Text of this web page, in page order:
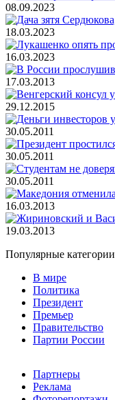
08.09.2023
18.03.2023
16.03.2023
17.03.2013
29.12.2015
30.05.2011
30.05.2011
30.05.2011
16.03.2013
19.03.2013
Популярные категории
В мире
Политика
Президент
Премьер
Правительство
Партии России
Партнеры
Реклама